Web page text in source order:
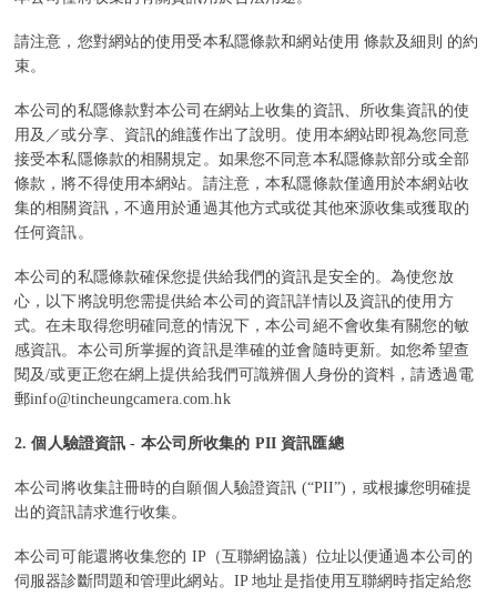
請注意，您對網站的使用受本私隱條款和網站使用 條款及細則 的約
束。
本公司的私隱條款對本公司在網站上收集的資訊、所收集資訊的使
用及／或分享、資訊的維護作出了說明。使用本網站即視為您同意
接受本私隱條款的相關規定。如果您不同意本私隱條款部分或全部
條款，將不得使用本網站。請注意，本私隱條款僅適用於本網站收
集的相關資訊，不適用於通過其他方式或從其他來源收集或獲取的
任何資訊。
本公司的私隱條款確保您提供給我們的資訊是安全的。為使您放
心，以下將說明您需提供給本公司的資訊詳情以及資訊的使用方
式。在未取得您明確同意的情況下，本公司絕不會收集有關您的敏
感資訊。本公司所掌握的資訊是準確的並會隨時更新。如您希望查
閱及/或更正您在網上提供給我們可識辨個人身份的資料，請透過電
郵info@tincheungcamera.com.hk
2.個人驗證資訊 - 本公司所收集的 PII 資訊匯總
本公司將收集註冊時的自願個人驗證資訊 (“PII”)，或根據您明確提
出的資訊請求進行收集。
本公司可能還將收集您的 IP（互聯網協議）位址以便通過本公司的
伺服器診斷問題和管理此網站。IP 地址是指使用互聯網時指定給您